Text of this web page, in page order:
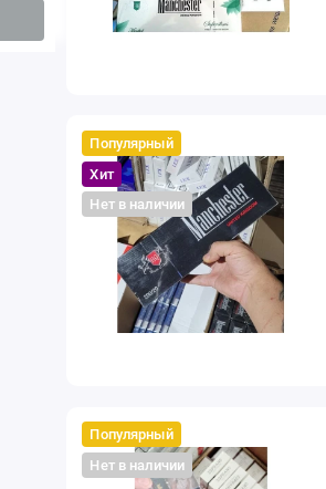
Популярный
Хит
Нет в наличии
Популярный
Нет в наличии